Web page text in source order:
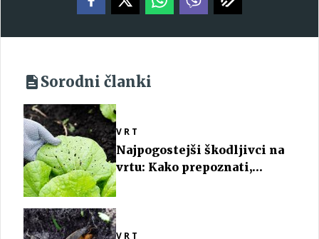
Sorodni članki
VRT
Najpogostejši škodljivci na
vrtu: Kako prepoznati,
VRT